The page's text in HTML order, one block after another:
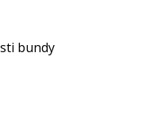
bundy